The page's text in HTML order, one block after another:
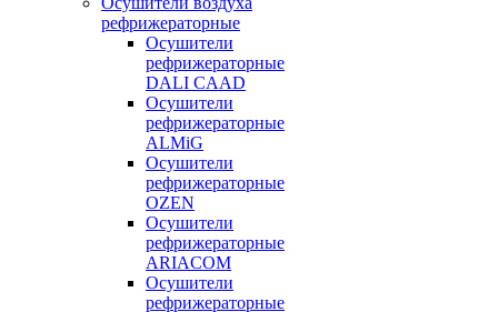
рефрижераторные
Осушители
рефрижераторные
DALI CAAD
Осушители
рефрижераторные
ALMiG
Осушители
рефрижераторные
OZEN
Осушители
рефрижераторные
ARIACOM
Осушители
рефрижераторные